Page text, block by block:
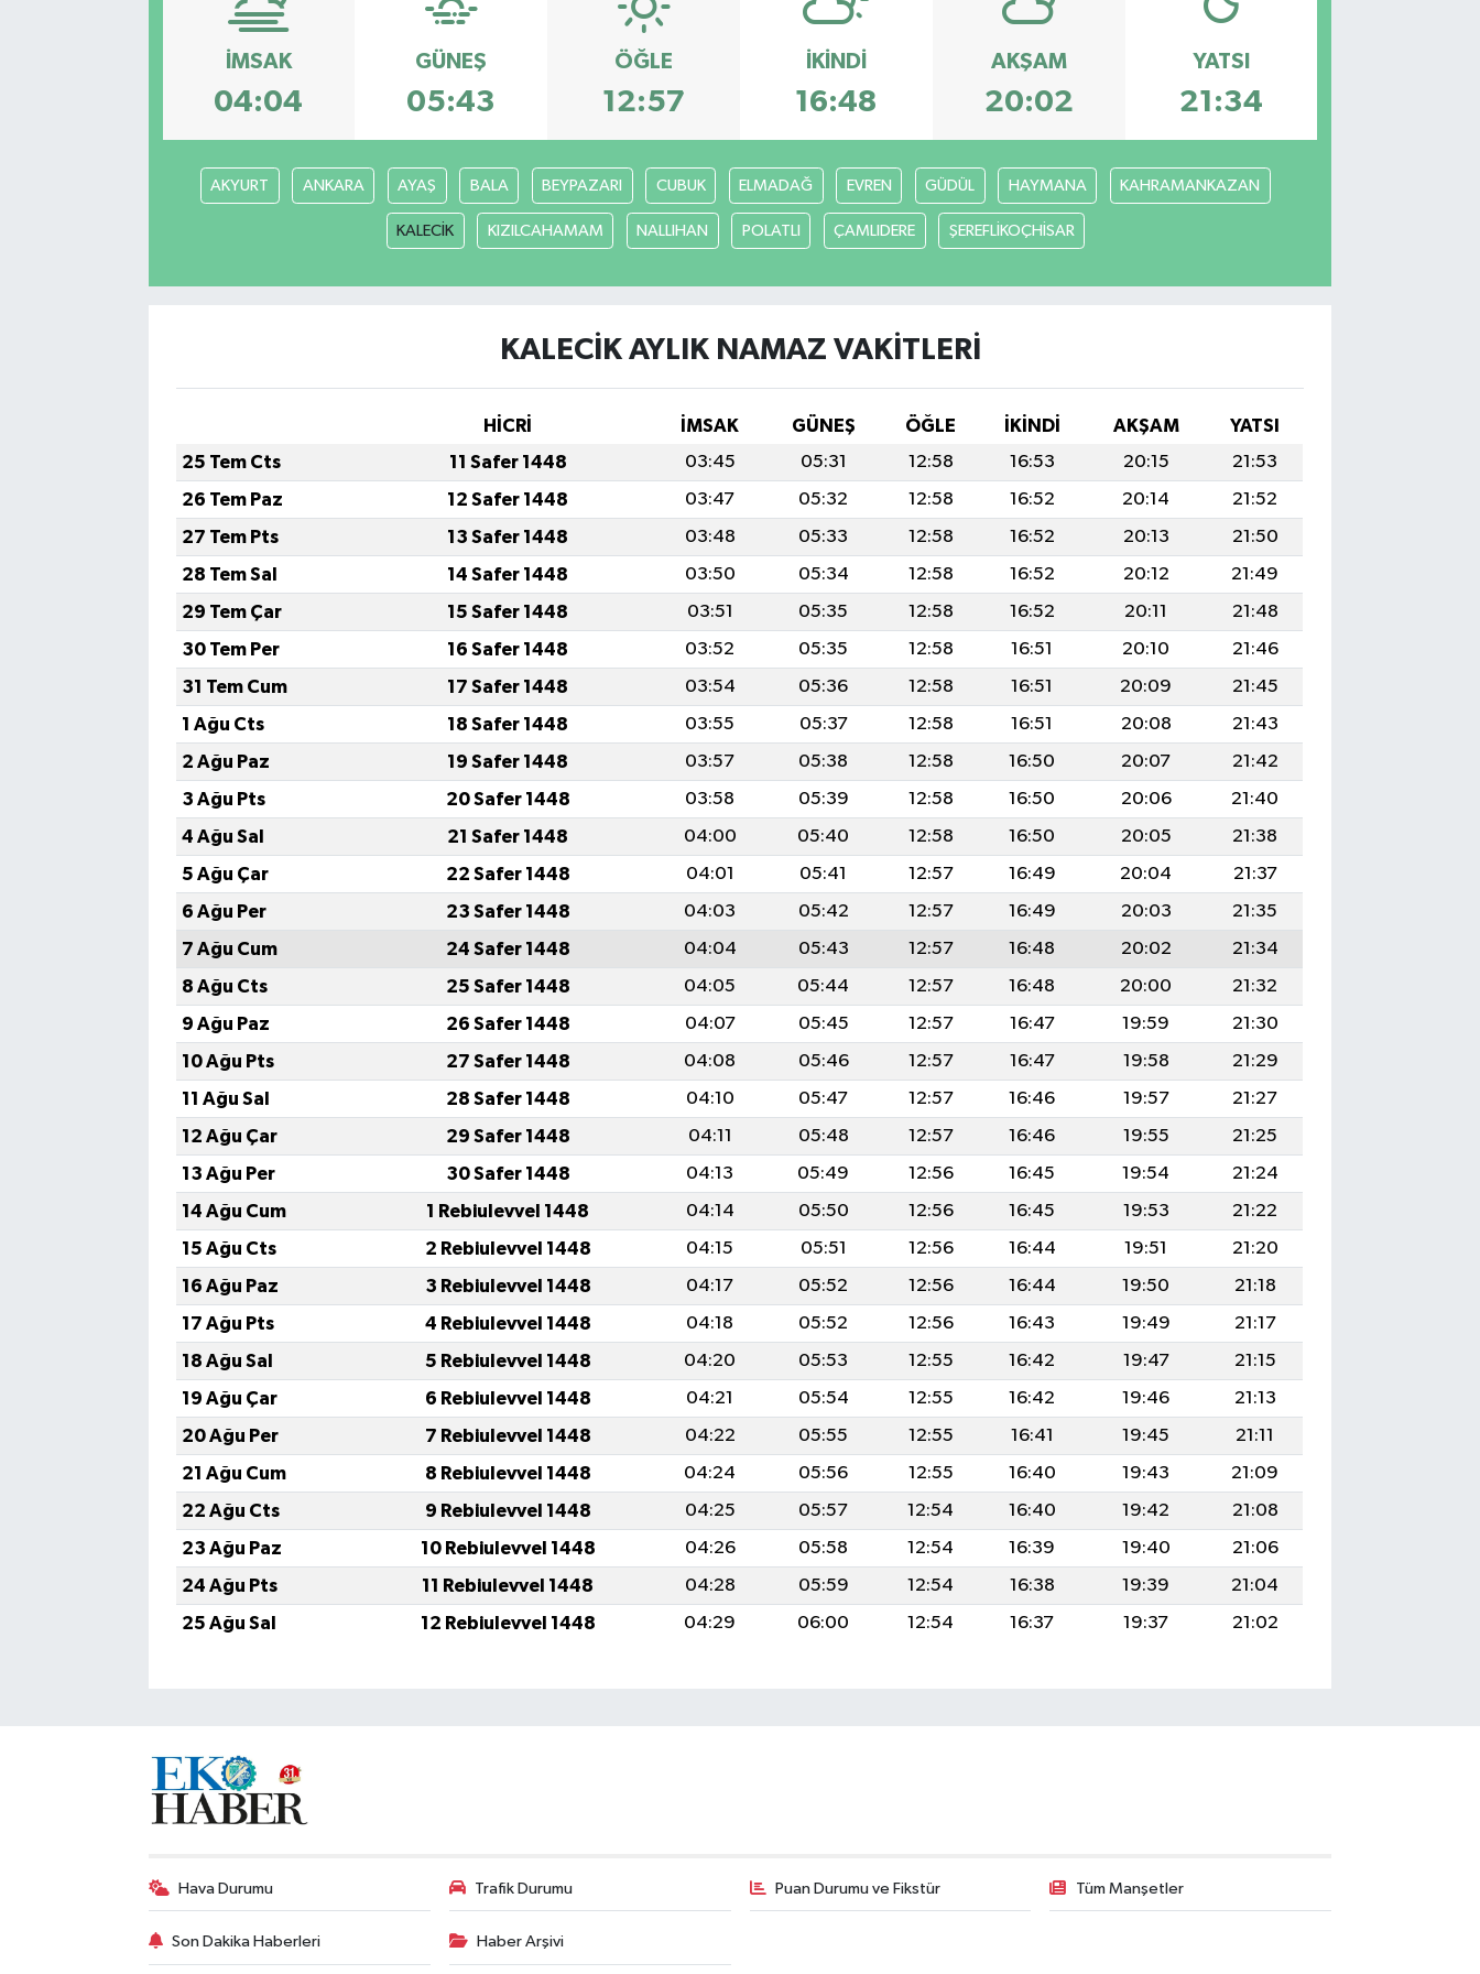
İMSAK
04:04
GÜNEŞ
05:43
ÖĞLE
12:57
İKINDI
16:48
AKŞAM
20:02
YATSI
21:34
AKYURT ANKARA AYAŞ BALA BEYPAZARI CUBUK ELMADAĞ EVREN GÜDÜL HAYMANA KAHRAMANKAZAN
KALECİK KIZILCAHAMAM NALLIHAN POLATLI ÇAMLIDERE ŞEREFLİKOÇHİSAR
KALECİK AYLIK NAMAZ VAKITLERI
HİCRİ İMSAK GÜNEŞ ÖĞLE İKINDI AKŞAM
YATSI
25 Tem Cts
11 Safer 1448 03:45 05:31 12:58 16:53 20:15
21:53
26 Tem Paz
12 Safer 1448 03:47 05:32 12:58 16:52 20:14
21:52
27 Tem Pts
13 Safer 1448 03:48 05:33 12:58 16:52 20:13
21:50
28 Tem Sal
14 Safer 1448 03:50 05:34 12:58 16:52 20:12
21:49
29 Tem Çar
15 Safer 1448 03:51 05:35 12:58 16:52 20:11
21:48
30 Tem Per
16 Safer 1448 03:52 05:35 12:58 16:51 20:10
21:46
31 Tem Cum
17 Safer 1448 03:54 05:36 12:58 16:51 20:09
21:45
1 Ağu Cts
18 Safer 1448 03:55 05:37 12:58 16:51 20:08
21:43
2 Ağu Paz
19 Safer 1448 03:57 05:38 12:58 16:50 20:07
21:42
3 Ağu Pts
20 Safer 1448 03:58 05:39 12:58 16:50 20:06
21:40
4 Ağu Sal
21 Safer 1448 04:00 05:40 12:58 16:50 20:05
21:38
5 Ağu Çar
22 Safer 1448 04:01 05:41 12:57 16:49 20:04
21:37
6 Ağu Per
23 Safer 1448 04:03 05:42 12:57 16:49 20:03
21:35
7 Ağu Cum
24 Safer 1448 04:04 05:43 12:57 16:48 20:02
21:34
8 Ağu Cts
25 Safer 1448 04:05 05:44 12:57 16:48 20:00
21:32
9 Ağu Paz
26 Safer 1448 04:07 05:45 12:57 16:47 19:59
21:30
10 Ağu Pts
27 Safer 1448 04:08 05:46 12:57 16:47 19:58
21:29
11 Ağu Sal
28 Safer 1448 04:10 05:47 12:57 16:46 19:57
21:27
12 Ağu Çar
29 Safer 1448 04:11 05:48 12:57 16:46 19:55
21:25
13 Ağu Per
30 Safer 1448 04:13 05:49 12:56 16:45 19:54
21:24
14 Ağu Cum
1 Rebiulevvel 1448 04:14 05:50 12:56 16:45 19:53
21:22
15 Ağu Cts
2 Rebiulevvel 1448 04:15 05:51 12:56 16:44 19:51
21:20
16 Ağu Paz
3 Rebiulevvel 1448 04:17 05:52 12:56 16:44 19:50
21:18
17 Ağu Pts
4 Rebiulevvel 1448 04:18 05:52 12:56 16:43 19:49
21:17
18 Ağu Sal
5 Rebiulevvel 1448 04:20 05:53 12:55 16:42 19:47
21:15
19 Ağu Çar
6 Rebiulevvel 1448 04:21 05:54 12:55 16:42 19:46
21:13
20 Ağu Per
7 Rebiulevvel 1448 04:22 05:55 12:55 16:41 19:45
21:11
21 Ağu Cum
8 Rebiulevvel 1448 04:24 05:56 12:55 16:40 19:43
21:09
22 Ağu Cts
9 Rebiulevvel 1448 04:25 05:57 12:54 16:40 19:42
21:08
23 Ağu Paz
10 Rebiulevvel 1448 04:26 05:58 12:54 16:39 19:40
21:06
24 Ağu Pts
11 Rebiulevvel 1448 04:28 05:59 12:54 16:38 19:39
21:04
25 Ağu Sal
12 Rebiulevvel 1448 04:29 06:00 12:54 16:37 19:37 21:02
Hava Durumu Trafik Durumu Puan Durumu ve Fikstür Tüm Manşetler
Son Dakika Haberleri Haber Arşivi